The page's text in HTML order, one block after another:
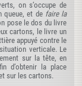
on s’occupe de
queue, et de faire la
pose le dos du livre
cartons, le livre un
appuyé contre le
verticale. Le
sur la tête, en
d’obtenir la place
sur les cartons.